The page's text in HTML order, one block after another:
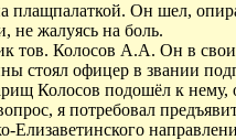
Он шел,
не жалуясь на боль.
тов. Колосов А.А. Он в
стоял офицер в звании
Колосов подошёл к нему,
я потребовал